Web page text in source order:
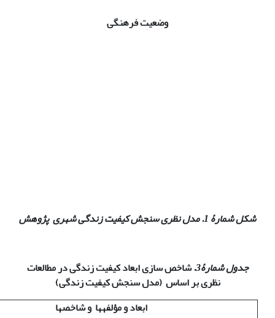
وضعیت فرهنگی
شکل شمارۀ 1. مدل نظری سنجش کیفیت زندگی شهری پژوهش
جدول شمارۀ3. شاخص سازی ابعاد کیفیت زندگی در مطالعات
نظری بر اساس (مدل سنجش کیفیت زندگی)
ابعاد و مؤلفه‏ها‏ و شاخصها